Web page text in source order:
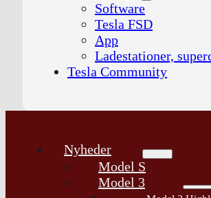
Software
Tesla FSD
App
Ladestationer,
Tesla Community
Nyheder
Model S
Model 3